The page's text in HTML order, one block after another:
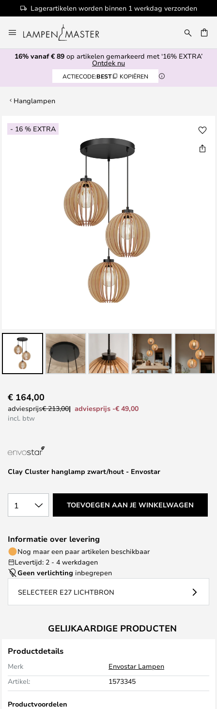
Lagerartikelen worden binnen 1 werkdag verzonden
naar
de
inhoud
16% vanaf € 89 op artikelen gemarkeerd met ‘16% EXTRA’
Ontdek nu
ACTIECODE:BEST KOPIËREN
Hanglampen
- 16 % EXTRA
Ga
naar
naar
het
de
gallerij
Clay Cluster hanglamp zwart/hout - Envostar
€ 164,00
adviesprijs€ 213,00
adviesprijs -€ 49,00
incl. btw
1 TOEVOEGEN AAN JE WINKELWAGEN
Informatie over levering
Nog maar een paar artikelen beschikbaar
Levertijd: 2 - 4 werkdagen
Geen verlichting inbegrepen
SELECTEER E27 LICHTBRON
GELIJKAARDIGE PRODUCTEN
Productdetails
Merk
Envostar Lampen
Artikel:
1573345
Productvoordelen